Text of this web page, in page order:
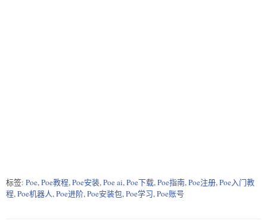
标签: Poe,Poe教程,Poe安装,Poe ai,Poe下载,Poe指南,Poe注册,Poe入门教
程,Poe机器人,Poe进阶,Poe安装包,Poe学习,Poe账号